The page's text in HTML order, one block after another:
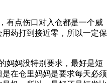
点伤口对入仓都是一个威
药打到接近零，所以一定保
妈没特别要求，最好是短
在仓里妈妈是要求每天必须